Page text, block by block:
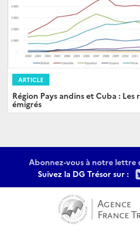
ARTICLE
Région Pays andins et Cuba : Les
émigrés
Abonnez-vous à notre
Suivez la DG Trésor sur :